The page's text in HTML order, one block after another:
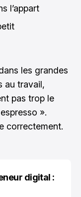
l’appart
les grandes
au travail,
pas trop le
».
correctement.
digital :